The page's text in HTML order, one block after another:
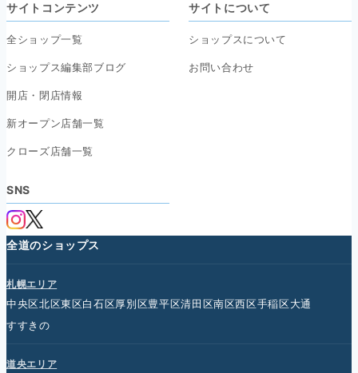
サイトコンテンツ
全ショップ一覧
ショップス編集部ブログ
開店・閉店情報
新オープン店舗一覧
クローズ店舗一覧
サイトについて
ショップスについて
お問い合わせ
SNS
全道のショップス
札幌エリア
中央区北区東区白石区厚別区豊平区清田区南区西区手稲区大通
すすきの
道央エリア